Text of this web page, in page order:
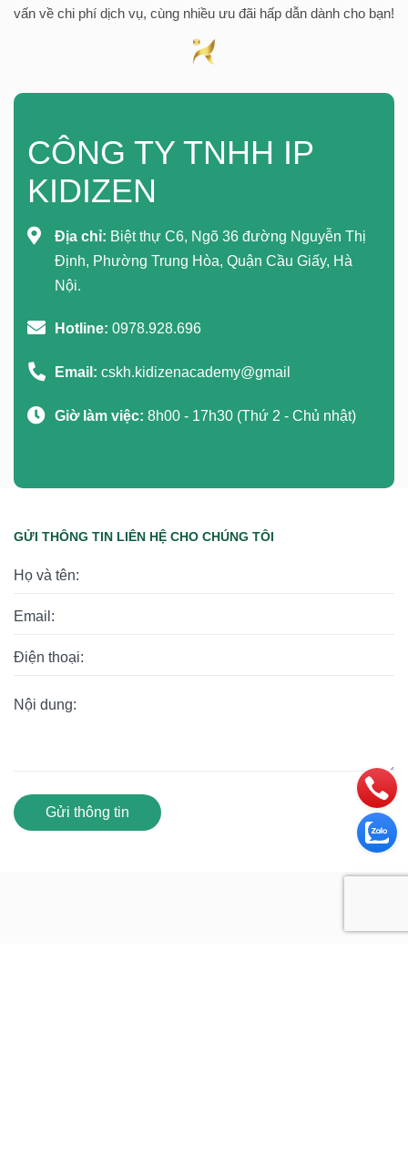
vấn về chi phí dịch vụ, cùng nhiều ưu đãi hấp dẫn dành cho bạn!
CÔNG TY TNHH IP
KIDIZEN
Địa chỉ: Biệt thự C6, Ngõ 36 đường Nguyễn Thị
Định, Phường Trung Hòa, Quận Cầu Giấy, Hà
Nội.
Hotline: 0978.928.696
Email: cskh.kidizenacademy@gmail
Giờ làm việc: 8h00 - 17h30 (Thứ 2 - Chủ nhật)
GỬI THÔNG TIN LIÊN HỆ CHO CHÚNG TÔI
Gửi thông tin